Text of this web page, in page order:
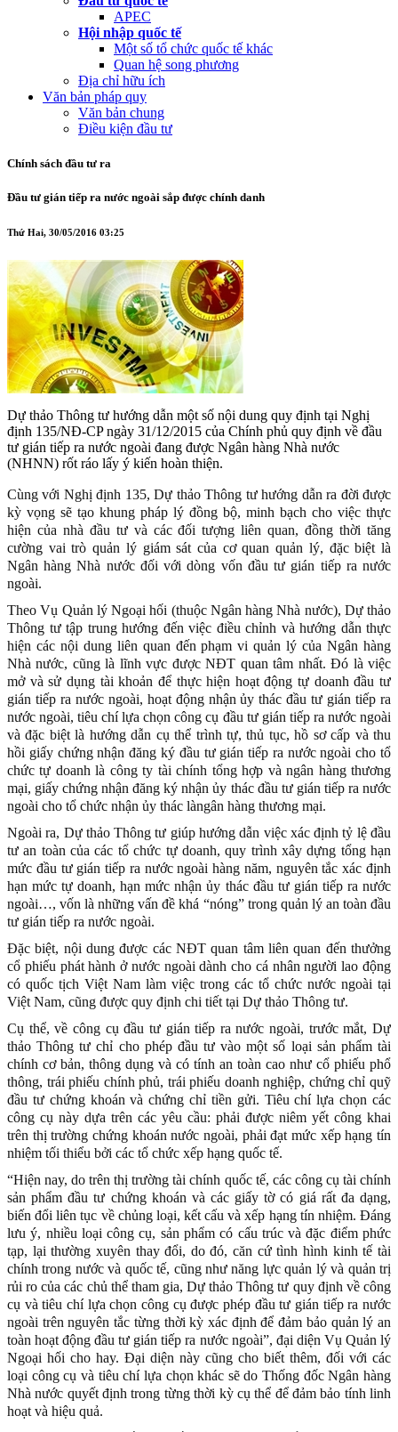
APEC
Hội nhập quốc tế
Một số tổ chức quốc tế khác
Quan hệ song phương
Địa chỉ hữu ích
Văn bản pháp quy
Văn bản chung
Điều kiện đầu tư
Chính sách đầu tư ra
Đầu tư gián tiếp ra nước ngoài sắp được chính danh
Thứ Hai, 30/05/2016 03:25
Dự thảo Thông tư hướng dẫn một số nội dung quy định tại Nghị
định 135/NĐ-CP ngày 31/12/2015 của Chính phủ quy định về đầu
tư gián tiếp ra nước ngoài đang được Ngân hàng Nhà nước
(NHNN) rốt ráo lấy ý kiến hoàn thiện.
Cùng với Nghị định 135, Dự thảo Thông tư hướng dẫn ra đời được
kỳ vọng sẽ tạo khung pháp lý đồng bộ, minh bạch cho việc thực
hiện của nhà đầu tư và các đối tượng liên quan, đồng thời tăng
cường vai trò quản lý giám sát của cơ quan quản lý, đặc biệt là
Ngân hàng Nhà nước đối với dòng vốn đầu tư gián tiếp ra nước
ngoài.
Theo Vụ Quản lý Ngoại hối (thuộc Ngân hàng Nhà nước), Dự thảo
Thông tư tập trung hướng đến việc điều chỉnh và hướng dẫn thực
hiện các nội dung liên quan đến phạm vi quản lý của Ngân hàng
Nhà nước, cũng là lĩnh vực được NĐT quan tâm nhất. Đó là việc
mở và sử dụng tài khoản để thực hiện hoạt động tự doanh đầu tư
gián tiếp ra nước ngoài, hoạt động nhận ủy thác đầu tư gián tiếp ra
nước ngoài, tiêu chí lựa chọn công cụ đầu tư gián tiếp ra nước ngoài
và đặc biệt là hướng dẫn cụ thể trình tự, thủ tục, hồ sơ cấp và thu
hồi giấy chứng nhận đăng ký đầu tư gián tiếp ra nước ngoài cho tổ
chức tự doanh là công ty tài chính tổng hợp và ngân hàng thương
mại, giấy chứng nhận đăng ký nhận ủy thác đầu tư gián tiếp ra nước
ngoài cho tổ chức nhận ủy thác làngân hàng thương mại.
Ngoài ra, Dự thảo Thông tư giúp hướng dẫn việc xác định tỷ lệ đầu
tư an toàn của các tổ chức tự doanh, quy trình xây dựng tổng hạn
mức đầu tư gián tiếp ra nước ngoài hàng năm, nguyên tắc xác định
hạn mức tự doanh, hạn mức nhận ủy thác đầu tư gián tiếp ra nước
ngoài…, vốn là những vấn đề khá “nóng” trong quản lý an toàn đầu
tư gián tiếp ra nước ngoài.
Đặc biệt, nội dung được các NĐT quan tâm liên quan đến thưởng
cổ phiếu phát hành ở nước ngoài dành cho cá nhân người lao động
có quốc tịch Việt Nam làm việc trong các tổ chức nước ngoài tại
Việt Nam, cũng được quy định chi tiết tại Dự thảo Thông tư.
Cụ thể, về công cụ đầu tư gián tiếp ra nước ngoài, trước mắt, Dự
thảo Thông tư chỉ cho phép đầu tư vào một số loại sản phẩm tài
chính cơ bản, thông dụng và có tính an toàn cao như cổ phiếu phổ
thông, trái phiếu chính phủ, trái phiếu doanh nghiệp, chứng chỉ quỹ
đầu tư chứng khoán và chứng chỉ tiền gửi. Tiêu chí lựa chọn các
công cụ này dựa trên các yêu cầu: phải được niêm yết công khai
trên thị trường chứng khoán nước ngoài, phải đạt mức xếp hạng tín
nhiệm tối thiểu bởi các tổ chức xếp hạng quốc tế.
“Hiện nay, do trên thị trường tài chính quốc tế, các công cụ tài chính
sản phẩm đầu tư chứng khoán và các giấy tờ có giá rất đa dạng,
biến đổi liên tục về chủng loại, kết cấu và xếp hạng tín nhiệm. Đáng
lưu ý, nhiều loại công cụ, sản phẩm có cấu trúc và đặc điểm phức
tạp, lại thường xuyên thay đổi, do đó, căn cứ tình hình kinh tế tài
chính trong nước và quốc tế, cũng như năng lực quản lý và quản trị
rủi ro của các chủ thể tham gia, Dự thảo Thông tư quy định về công
cụ và tiêu chí lựa chọn công cụ được phép đầu tư gián tiếp ra nước
ngoài trên nguyên tắc từng thời kỳ xác định để đảm bảo quản lý an
toàn hoạt động đầu tư gián tiếp ra nước ngoài”, đại diện Vụ Quản lý
Ngoại hối cho hay. Đại diện này cũng cho biết thêm, đối với các
loại công cụ và tiêu chí lựa chọn khác sẽ do Thống đốc Ngân hàng
Nhà nước quyết định trong từng thời kỳ cụ thể để đảm bảo tính linh
hoạt và hiệu quả.